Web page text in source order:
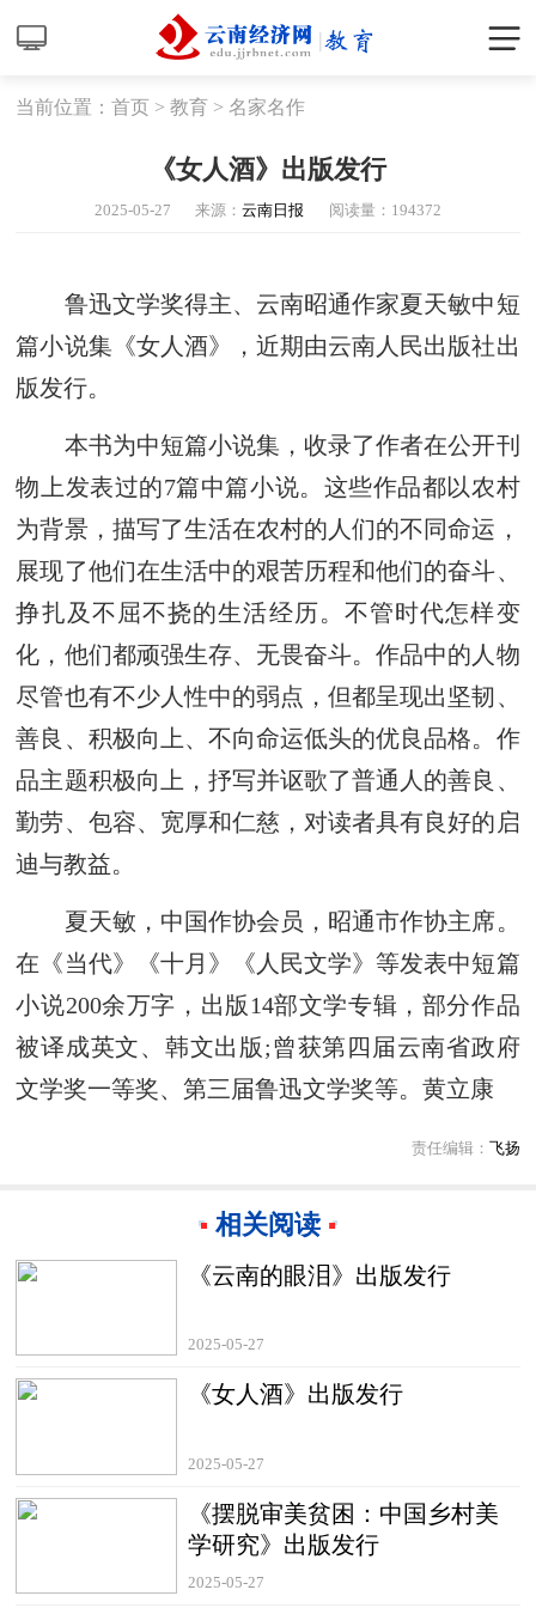
当前位置：首页 >教育 > 名家名作
《女人酒》出版发行
2025-05-27 来源：云南日报 阅读量： 194372
鲁迅文学奖得主、云南昭通作家夏天敏中短
篇小说集《女人酒》，近期由云南人民出版社出
版发行。
本书为中短篇小说集，收录了作者在公开刊
物上发表过的7篇中篇小说。这些作品都以农村
为背景，描写了生活在农村的人们的不同命运，
展现了他们在生活中的艰苦历程和他们的奋斗、
挣扎及不屈不挠的生活经历。不管时代怎样变
化，他们都顽强生存、无畏奋斗。作品中的人物
尽管也有不少人性中的弱点，但都呈现出坚韧、
善良、积极向上、不向命运低头的优良品格。作
品主题积极向上，抒写并讴歌了普通人的善良、
勤劳、包容、宽厚和仁慈，对读者具有良好的启
迪与教益。
夏天敏，中国作协会员，昭通市作协主席。
在《当代》《十月》《人民文学》等发表中短篇
小说200余万字，出版14部文学专辑，部分作品
被译成英文、韩文出版;曾获第四届云南省政府
文学奖一等奖、第三届鲁迅文学奖等。黄立康
责任编辑： 飞扬
相关阅读
《云南的眼泪》出版发行
2025-05-27
《女人酒》出版发行
2025-05-27
《摆脱审美贫困：中国乡村美
学研究》出版发行
2025-05-27